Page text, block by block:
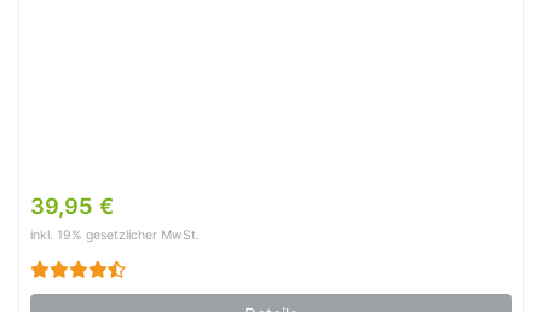
39,95 €
inkl. 19% gesetzlicher MwSt.